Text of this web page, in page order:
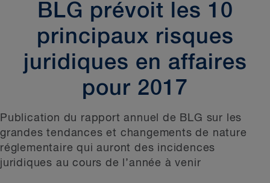
BLG prévoit les 10
principaux risques
juridiques en affaires
pour 2017
Publication du rapport annuel de BLG sur les
grandes tendances et changements de nature
réglementaire qui auront des incidences
juridiques au cours de l’année à venir